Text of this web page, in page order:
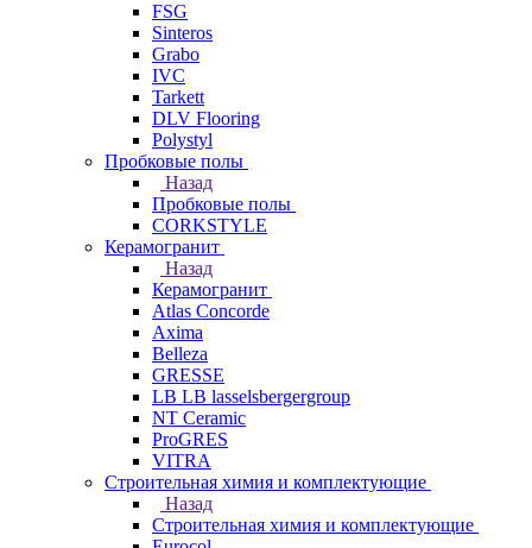
FSG
Sinteros
Grabo
IVC
Tarkett
DLV Flooring
Polystyl
Пробковые полы
Назад
Пробковые полы
CORKSTYLE
Керамогранит
Назад
Керамогранит
Atlas Concorde
Axima
Belleza
GRESSE
LB LB lasselsbergergroup
NT Ceramic
ProGRES
VITRA
Строительная химия и комплектующие
Назад
Строительная химия и комплектующие